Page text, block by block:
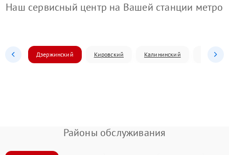
Наш сервисный центр на Вашей станции метро
Дзержинский Кировский Калининский
Районы обслуживания